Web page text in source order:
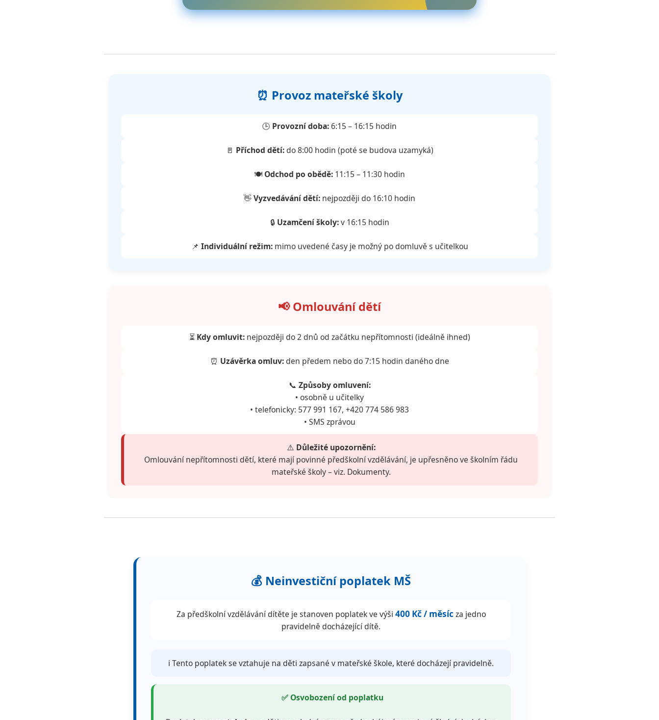
⏰ Provoz mateřské školy
🕒 Provozní doba: 6:15 – 16:15 hodin
🚪 Příchod dětí:do 8:00 hodin (poté se budova uzamyká)
🍽️ Odchod po obědě: 11:15 – 11:30 hodin
👋Vyzvedávání dětí: nejpozději do 16:10 hodin
🔒 Uzamčení školy:v 16:15 hodin
📌 Individuální režim:mimo uvedené časy je možný po domluvě s učitelkou
📢 Omlouvání dětí
⏳ Kdy omluvit:nejpozději do 2 dnů od začátku nepřítomnosti (ideálně ihned)
⏰ Uzávěrka omluv:den předem nebo do 7:15 hodin daného dne
📞 Způsoby omluvení:
• osobně u učitelky
• telefonicky: 577 991 167, +420 774 586 983
• SMS zprávou
⚠️ Důležité upozornění:
Omlouvání nepřítomnosti dětí, které mají povinné předškolní vzdělávání, je upřesněno ve školním řádu
mateřské školy – viz. Dokumenty.
💰 Neinvestiční poplatek MŠ
Za předškolní vzdělávání dítěte je stanoven poplatek ve výši 400 Kč / měsícza jedno
pravidelně docházející dítě.
ℹ️ Tento poplatek se vztahuje na děti zapsané v mateřské škole, které docházejí pravidelně.
✅ Osvobození od poplatku